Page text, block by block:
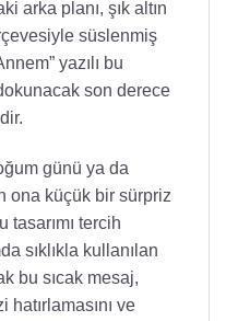
arka planı, şık altın
süslenmiş
yazılı bu
son derece
günü ya da
ona küçük bir sürpriz
tercih
sıklıkla kullanılan
bu sıcak mesaj,
hatırlamasını ve